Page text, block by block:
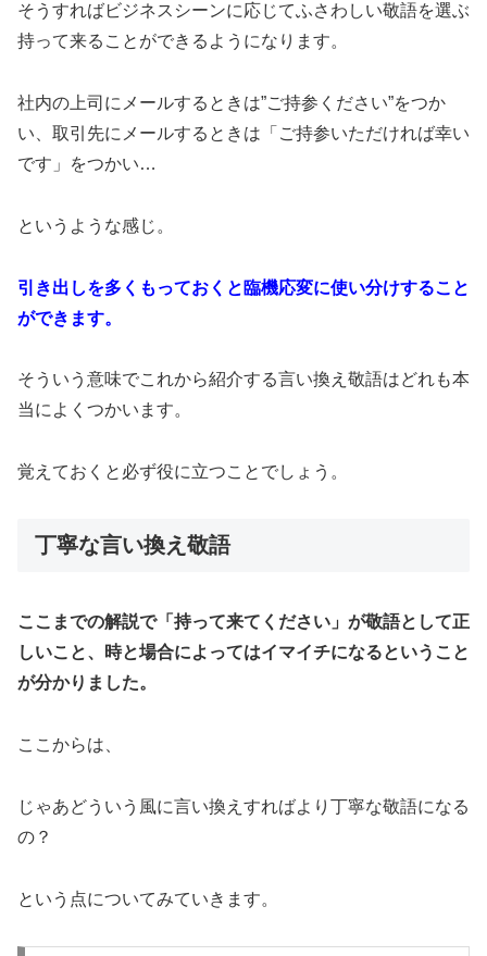
そうすればビジネスシーンに応じてふさわしい敬語を選ぶ
持って来ることができるようになります。
社内の上司にメールするときは”ご持参ください”をつか
い、取引先にメールするときは「ご持参いただければ幸い
です」をつかい…
というような感じ。
引き出しを多くもっておくと臨機応変に使い分けすること
ができます。
そういう意味でこれから紹介する言い換え敬語はどれも本
当によくつかいます。
覚えておくと必ず役に立つことでしょう。
丁寧な言い換え敬語
ここまでの解説で「持って来てください」が敬語として正
しいこと、時と場合によってはイマイチになるということ
が分かりました。
ここからは、
じゃあどういう風に言い換えすればより丁寧な敬語になる
の？
という点についてみていきます。